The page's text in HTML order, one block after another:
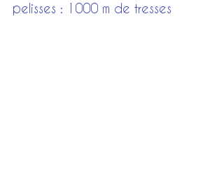
pelisses : 1000 m de tresses